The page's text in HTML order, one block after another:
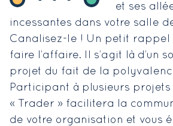
et ses
incessantes dans votre salle
Canalisez-le ! Un petit rappel
faire l’affaire. Il s’agit là d’un
projet du fait de la
Participant à plusieurs projets
« Trader » facilitera la
de votre organisation et vous